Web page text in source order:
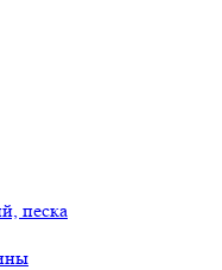
песка